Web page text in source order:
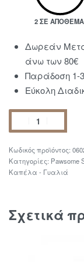
2 ΣΕ ΑΠΌΘΕΜΑ
Δωρεάν
άνω των 80€
Παράδοση 1-
Εύκολη
Κατηγορίες: Pawsome
Καπέλα - Γυαλιά
Σχετικά